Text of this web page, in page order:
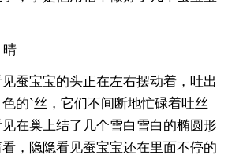
宝宝的头正在左右摆动着，吐出
的`丝，它们不间断地忙碌着吐丝
在巢上结了几个雪白雪白的椭圆形
，隐隐看见蚕宝宝还在里面不停的